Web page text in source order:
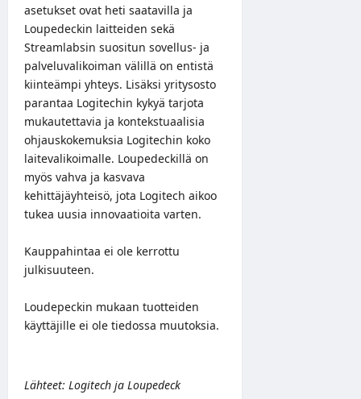
asetukset ovat heti saatavilla ja
Loupedeckin laitteiden sekä
Streamlabsin suositun sovellus- ja
palveluvalikoiman välillä on entistä
kiinteämpi yhteys. Lisäksi yritysosto
parantaa Logitechin kykyä tarjota
mukautettavia ja kontekstuaalisia
ohjauskokemuksia Logitechin koko
laitevalikoimalle. Loupedeckillä on
myös vahva ja kasvava
kehittäjäyhteisö, jota Logitech aikoo
tukea uusia innovaatioita varten.
Kauppahintaa ei ole kerrottu
julkisuuteen.
Loudepeckin mukaan tuotteiden
käyttäjille ei ole tiedossa muutoksia.
Lähteet: Logitech ja Loupedeck